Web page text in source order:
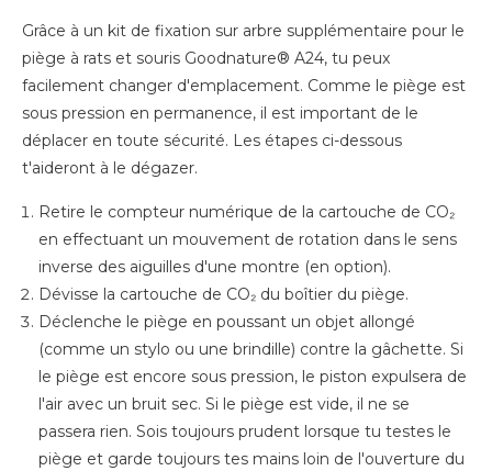
Grâce à un kit de fixation sur arbre supplémentaire pour le
piège à rats et souris Goodnature® A24, tu peux
facilement changer d'emplacement. Comme le piège est
sous pression en permanence, il est important de le
déplacer en toute sécurité. Les étapes ci-dessous
t'aideront à le dégazer.
Retire le compteur numérique de la cartouche de CO₂
en effectuant un mouvement de rotation dans le sens
inverse des aiguilles d'une montre (en option).
Dévisse la cartouche de CO₂ du boîtier du piège.
Déclenche le piège en poussant un objet allongé
(comme un stylo ou une brindille) contre la gâchette. Si
le piège est encore sous pression, le piston expulsera de
l'air avec un bruit sec. Si le piège est vide, il ne se
passera rien. Sois toujours prudent lorsque tu testes le
piège et garde toujours tes mains loin de l'ouverture du